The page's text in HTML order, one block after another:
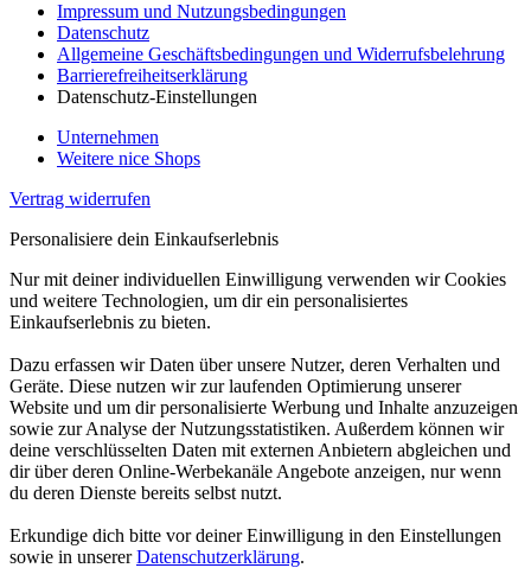
Impressum und Nutzungsbedingungen
Datenschutz
Allgemeine Geschäftsbedingungen und Widerrufsbelehrung
Barrierefreiheitserklärung
Datenschutz-Einstellungen
Unternehmen
Weitere nice Shops
Vertrag widerrufen
Personalisiere dein Einkaufserlebnis
Nur mit deiner individuellen Einwilligung verwenden wir Cookies
und weitere Technologien, um dir ein personalisiertes
Einkaufserlebnis zu bieten.
Dazu erfassen wir Daten über unsere Nutzer, deren Verhalten und
Geräte. Diese nutzen wir zur laufenden Optimierung unserer
Website und um dir personalisierte Werbung und Inhalte anzuzeigen
sowie zur Analyse der Nutzungsstatistiken. Außerdem können wir
deine verschlüsselten Daten mit externen Anbietern abgleichen und
dir über deren Online-Werbekanäle Angebote anzeigen, nur wenn
du deren Dienste bereits selbst nutzt.
Erkundige dich bitte vor deiner Einwilligung in den Einstellungen
sowie in unsererDatenschutzerklärung.